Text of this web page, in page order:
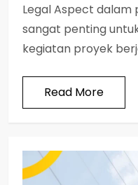
Legal Aspect dalam
sangat penting
kegiatan proyek
Read More